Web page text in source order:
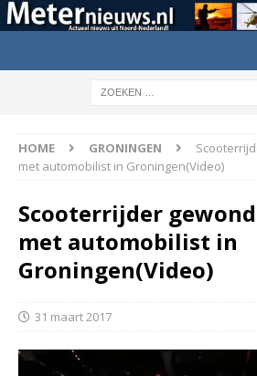
HOME GRONINGEN
met automobilist in Groningen(Video)
Scooterrijder
met automobilist in
Groningen(Video)
31 maart 2017